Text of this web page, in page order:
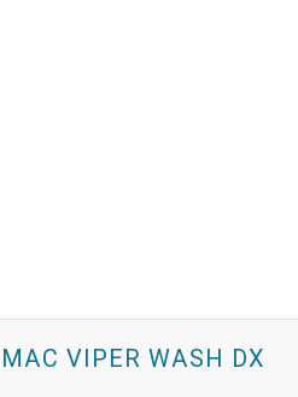
MAC VIPER WASH DX